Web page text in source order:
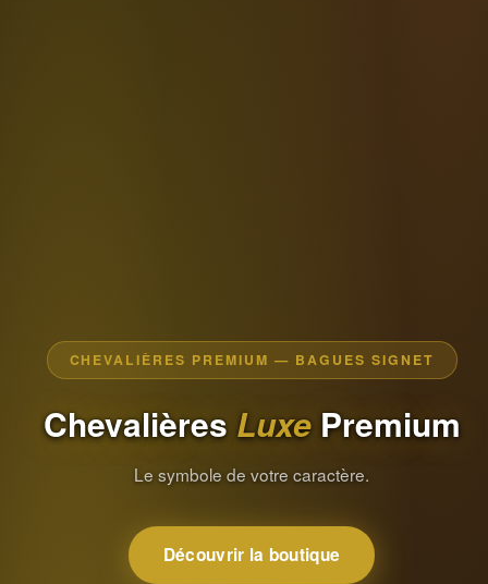
CHEVALIÈRES PREMIUM — BAGUES SIGNET
ChevalièresLuxePremium
Le symbole de votre caractère.
Découvrir la boutique